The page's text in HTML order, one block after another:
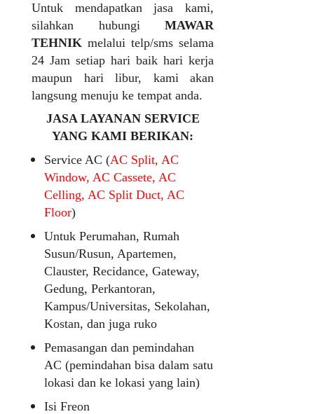
Untuk mendapatkan jasa kami,
silahkan hubungi MAWAR
TEHNIK melalui telp/sms selama
24 Jam setiap hari baik hari kerja
maupun hari libur, kami akan
langsung menuju ke tempat anda.
JASA LAYANAN SERVICE
YANG KAMI BERIKAN:
Service AC (AC Split, AC
Window, AC Cassete, AC
Celling, AC Split Duct, AC
Floor)
Untuk Perumahan, Rumah
Susun/Rusun, Apartemen,
Clauster, Recidance, Gateway,
Gedung, Perkantoran,
Kampus/Universitas, Sekolahan,
Kostan, dan juga ruko
Pemasangan dan pemindahan
AC (pemindahan bisa dalam satu
lokasi dan ke lokasi yang lain)
Isi Freon